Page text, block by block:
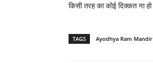
किसी तरह का कोई दिक्कत ना हो
TAGS Ayodhya Ram Mandir